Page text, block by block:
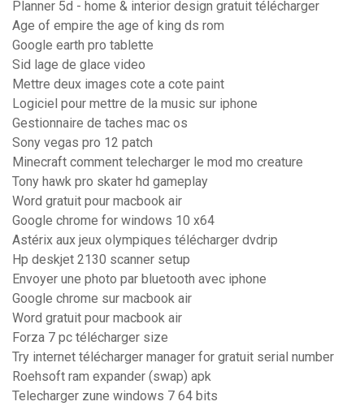
Planner 5d - home & interior design gratuit télécharger
Age of empire the age of king ds rom
Google earth pro tablette
Sid lage de glace video
Mettre deux images cote a cote paint
Logiciel pour mettre de la music sur iphone
Gestionnaire de taches mac os
Sony vegas pro 12 patch
Minecraft comment telecharger le mod mo creature
Tony hawk pro skater hd gameplay
Word gratuit pour macbook air
Google chrome for windows 10 x64
Astérix aux jeux olympiques télécharger dvdrip
Hp deskjet 2130 scanner setup
Envoyer une photo par bluetooth avec iphone
Google chrome sur macbook air
Word gratuit pour macbook air
Forza 7 pc télécharger size
Try internet télécharger manager for gratuit serial number
Roehsoft ram expander (swap) apk
Telecharger zune windows 7 64 bits